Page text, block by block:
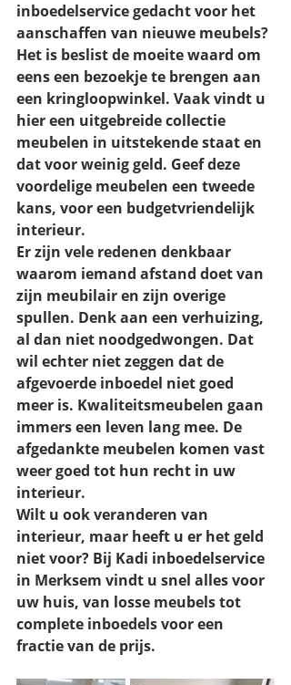
inboedelservice gedacht voor het
aanschaffen van nieuwe meubels?
Het is beslist de moeite waard om
eens een bezoekje te brengen aan
een kringloopwinkel. Vaak vindt u
hier een uitgebreide collectie
meubelen in uitstekende staat en
dat voor weinig geld. Geef deze
voordelige meubelen een tweede
kans, voor een budgetvriendelijk
interieur.
Er zijn vele redenen denkbaar
waarom iemand afstand doet van
zijn meubilair en zijn overige
spullen. Denk aan een verhuizing,
al dan niet noodgedwongen. Dat
wil echter niet zeggen dat de
afgevoerde inboedel niet goed
meer is. Kwaliteitsmeubelen gaan
immers een leven lang mee. De
afgedankte meubelen komen vast
weer goed tot hun recht in uw
interieur.
Wilt u ook veranderen van
interieur, maar heeft u er het geld
niet voor? Bij Kadi inboedelservice
in Merksem vindt u snel alles voor
uw huis, van losse meubels tot
complete inboedels voor een
fractie van de prijs.